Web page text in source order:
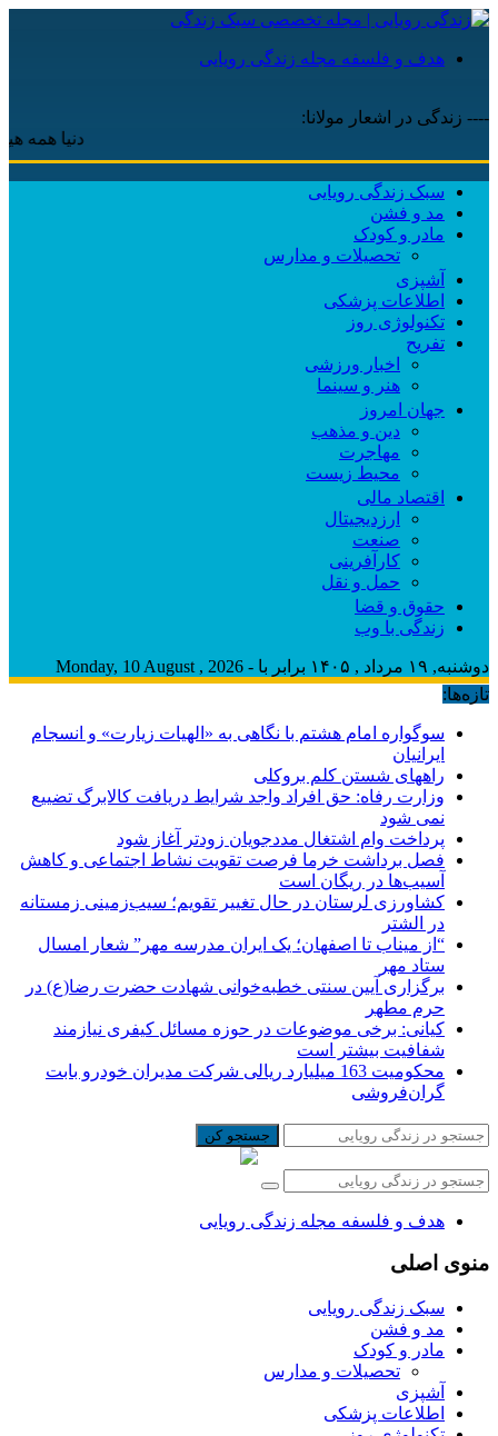
هدف و فلسفه مجله زندگی رویایی
---- زندگی در اشعار مولانا:
دنیا همه هیچ و
سبک زندگی رویایی
مد و فشن
مادر و کودک
تحصیلات و مدارس
آشپزی
اطلاعات پزشکی
تکنولوژی روز
تفریح
اخبار ورزشی
هنر و سینما
جهان امروز
دین و مذهب
مهاجرت
محیط زیست
اقتصاد مالی
ارزدیجیتال
صنعت
کارآفرینی
حمل و نقل
حقوق و قضا
زندگی با وب
دوشنبه, ۱۹ مرداد , ۱۴۰۵ برابر با - Monday, 10 August , 2026
تازه‌ها:
سوگواره امام هشتم با نگاهی به «الهیات زیارت» و انسجام
ایرانیان
راههای شستن کلم بروکلی
وزارت رفاه: حق افراد واجد شرایط دریافت کالابرگ تضییع
نمی شود
پرداخت وام اشتغال مددجویان زودتر آغاز شود
فصل برداشت خرما فرصت تقویت نشاط اجتماعی و کاهش
آسیب‌ها در ریگان است
کشاورزی لرستان در حال تغییر تقویم؛ سیب‌زمینی زمستانه
در الشتر
“از میناب تا اصفهان؛ یک ایران مدرسه مهر” شعار امسال
ستاد مهر
برگزاری آیین سنتی خطبه‌خوانی شهادت حضرت رضا(ع) در
حرم مطهر
کیانی: برخی موضوعات در حوزه مسائل کیفری نیازمند
شفافیت بیشتر است
محکومیت 163 میلیارد ریالی شرکت مدیران خودرو بابت
گران‌فروشی
جستجو کن
هدف و فلسفه مجله زندگی رویایی
منوی اصلی
سبک زندگی رویایی
مد و فشن
مادر و کودک
تحصیلات و مدارس
آشپزی
اطلاعات پزشکی